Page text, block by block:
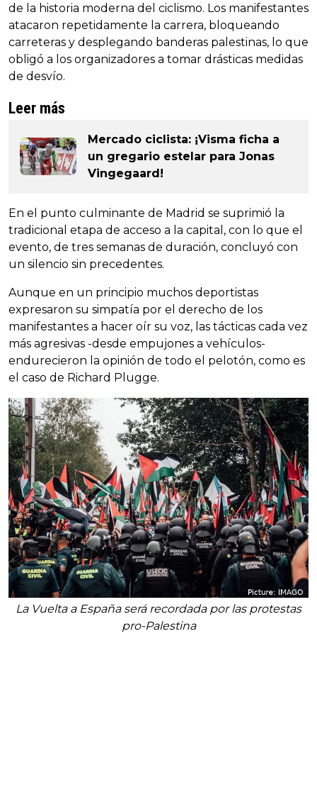
de la historia moderna del ciclismo. Los manifestantes
atacaron repetidamente la carrera, bloqueando
carreteras y desplegando banderas palestinas, lo que
obligó a los organizadores a tomar drásticas medidas
de desvío.
Leer más
Mercado ciclista: ¡Visma ficha a
un gregario estelar para Jonas
Vingegaard!
En el punto culminante de Madrid se suprimió la
tradicional etapa de acceso a la capital, con lo que el
evento, de tres semanas de duración, concluyó con
un silencio sin precedentes.
Aunque en un principio muchos deportistas
expresaron su simpatía por el derecho de los
manifestantes a hacer oír su voz, las tácticas cada vez
más agresivas -desde empujones a vehículos-
endurecieron la opinión de todo el pelotón, como es
el caso de Richard Plugge.
La Vuelta a España será recordada por las protestas
pro-Palestina